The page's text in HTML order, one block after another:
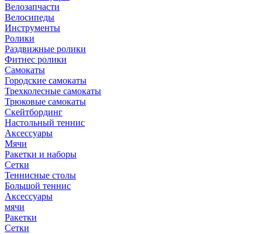
Велозапчасти
Велосипеды
Инструменты
Ролики
Раздвижные ролики
Фитнес ролики
Самокаты
Городские самокаты
Трехколесные самокаты
Трюковые самокаты
Скейтбординг
Настольный теннис
Аксессуары
Мячи
Ракетки и наборы
Сетки
Теннисные столы
Большой теннис
Аксессуары
мячи
Ракетки
Сетки